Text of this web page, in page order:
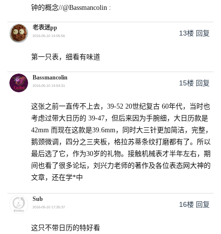
钟的概念//@Bassmancolin :
老表迷pp
2016-05-10 14:05:56 13楼 回复
第一只表，细看有味道
Bassmancolin
2016-05-10 14:54:31 15楼 回复
这张之前一直传不上去，39-52 20世纪复古 60年代，当时也
考虑过带大日历的 39-47，但后来因为手腕细，大日历款是
42mm 而现在这款是39.6mm，同时大三针更加简洁，完整，
鹅颈微调，四分之三夹板，格拉苏蒂条纹打磨都有了。所以
最后选了它，作为30岁的礼物。接触机械表才半年左右，期
间也看了很多论坛，刘兴力老师的著作及各位表态网大神的
文章，还在学*中
Sub
2016-05-10 17:35:37 16楼 回复
这只不带日历的特好看